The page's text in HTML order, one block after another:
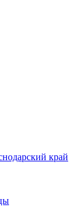
край